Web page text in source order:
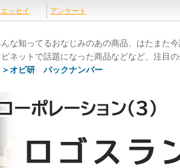
な知ってるおなじみのあの商品、はたまた今
ピネットで話題になった商品などなど、注目
＞オピ研 バックナンバー